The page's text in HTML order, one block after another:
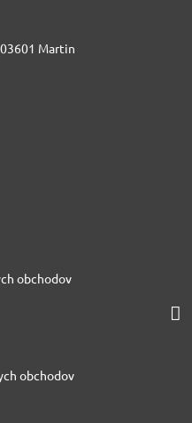
03601 Martin